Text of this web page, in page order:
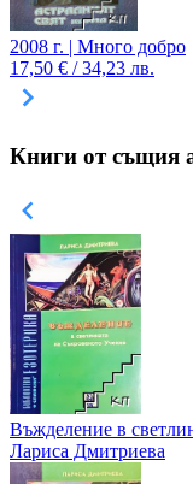
2008 г. | Много добро
17,50 € / 34,23 лв.
Книги от същия
Въжделение в
Лариса Дмитриева